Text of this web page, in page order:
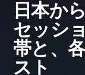
日本か
セッシ
帯と、
スト